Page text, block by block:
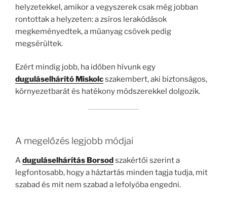
helyzetekkel, amikor a vegyszerek csak még jobban
rontottak a helyzeten: a zsíros lerakódások
megkeményedtek, a műanyag csövek pedig
megsérültek.
Ezért mindig jobb, ha időben hívunk egy
duguláselhárító Miskolcszakembert, aki biztonságos,
környezetbarát és hatékony módszerekkel dolgozik.
A megelőzés legjobb módjai
A duguláselhárítás Borsodszakértői szerint a
legfontosabb, hogy a háztartás minden tagja tudja, mit
szabad és mit nem szabad a lefolyóba engedni.